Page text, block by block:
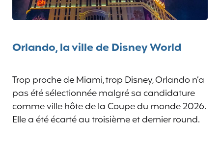
Orlando, la ville de Disney World
Trop proche de Miami, trop Disney, Orlando n’a
pas été sélectionnée malgré sa candidature
comme ville hôte de la Coupe du monde 2026.
Elle a été écarté au troisième et dernier round.